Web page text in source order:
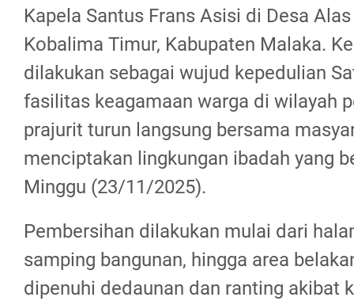
Kapela Santus Frans Asisi di Desa
Kobalima Timur, Kabupaten Malaka.
dilakukan sebagai wujud kepedulian
fasilitas keagamaan warga di wilayah
prajurit turun langsung bersama
menciptakan lingkungan ibadah yang
Minggu (23/11/2025).
Pembersihan dilakukan mulai dari
samping bangunan, hingga area
dipenuhi dedaunan dan ranting akibat